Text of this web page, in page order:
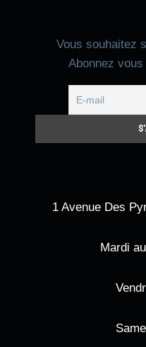
Vous souhaitez
Abonnez
1 Avenue Des
Mardi